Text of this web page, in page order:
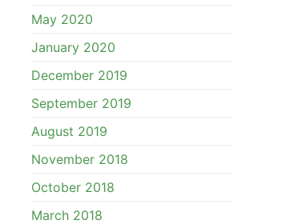
May 2020
January 2020
December 2019
September 2019
August 2019
November 2018
October 2018
March 2018